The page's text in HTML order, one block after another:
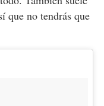
que no tendrás que